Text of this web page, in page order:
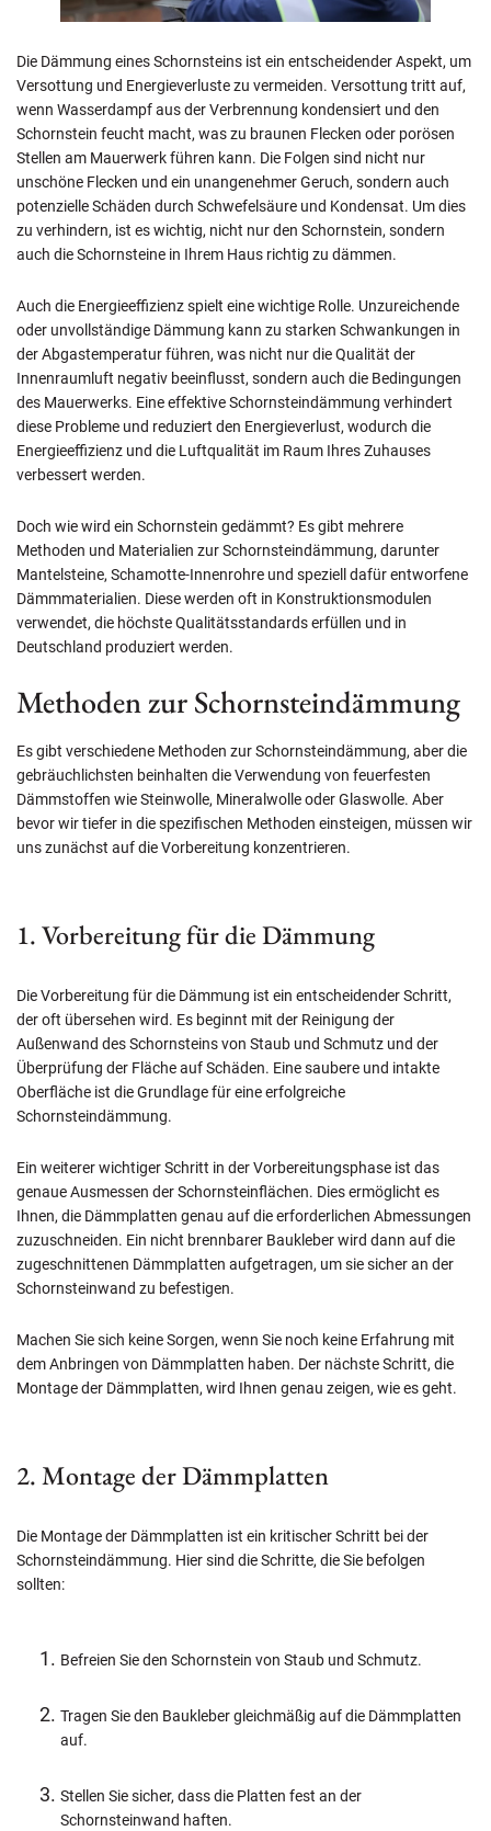
Die Dämmung eines Schornsteins ist ein entscheidender Aspekt, um
Versottung und Energieverluste zu vermeiden. Versottung tritt auf,
wenn Wasserdampf aus der Verbrennung kondensiert und den
Schornstein feucht macht, was zu braunen Flecken oder porösen
Stellen am Mauerwerk führen kann. Die Folgen sind nicht nur
unschöne Flecken und ein unangenehmer Geruch, sondern auch
potenzielle Schäden durch Schwefelsäure und Kondensat. Um dies
zu verhindern, ist es wichtig, nicht nur den Schornstein, sondern
auch die Schornsteine in Ihrem Haus richtig zu dämmen.
Auch die Energieeffizienz spielt eine wichtige Rolle. Unzureichende
oder unvollständige Dämmung kann zu starken Schwankungen in
der Abgastemperatur führen, was nicht nur die Qualität der
Innenraumluft negativ beeinflusst, sondern auch die Bedingungen
des Mauerwerks. Eine effektive Schornsteindämmung verhindert
diese Probleme und reduziert den Energieverlust, wodurch die
Energieeffizienz und die Luftqualität im Raum Ihres Zuhauses
verbessert werden.
Doch wie wird ein Schornstein gedämmt? Es gibt mehrere
Methoden und Materialien zur Schornsteindämmung, darunter
Mantelsteine, Schamotte-Innenrohre und speziell dafür entworfene
Dämmmaterialien. Diese werden oft in Konstruktionsmodulen
verwendet, die höchste Qualitätsstandards erfüllen und in
Deutschland produziert werden.
Methoden zur Schornsteindämmung
Es gibt verschiedene Methoden zur Schornsteindämmung, aber die
gebräuchlichsten beinhalten die Verwendung von feuerfesten
Dämmstoffen wie Steinwolle, Mineralwolle oder Glaswolle. Aber
bevor wir tiefer in die spezifischen Methoden einsteigen, müssen wir
uns zunächst auf die Vorbereitung konzentrieren.
1. Vorbereitung für die Dämmung
Die Vorbereitung für die Dämmung ist ein entscheidender Schritt,
der oft übersehen wird. Es beginnt mit der Reinigung der
Außenwand des Schornsteins von Staub und Schmutz und der
Überprüfung der Fläche auf Schäden. Eine saubere und intakte
Oberfläche ist die Grundlage für eine erfolgreiche
Schornsteindämmung.
Ein weiterer wichtiger Schritt in der Vorbereitungsphase ist das
genaue Ausmessen der Schornsteinflächen. Dies ermöglicht es
Ihnen, die Dämmplatten genau auf die erforderlichen Abmessungen
zuzuschneiden. Ein nicht brennbarer Baukleber wird dann auf die
zugeschnittenen Dämmplatten aufgetragen, um sie sicher an der
Schornsteinwand zu befestigen.
Machen Sie sich keine Sorgen, wenn Sie noch keine Erfahrung mit
dem Anbringen von Dämmplatten haben. Der nächste Schritt, die
Montage der Dämmplatten, wird Ihnen genau zeigen, wie es geht.
2. Montage der Dämmplatten
Die Montage der Dämmplatten ist ein kritischer Schritt bei der
Schornsteindämmung. Hier sind die Schritte, die Sie befolgen
sollten:
Befreien Sie den Schornstein von Staub und Schmutz.
Tragen Sie den Baukleber gleichmäßig auf die Dämmplatten
auf.
Stellen Sie sicher, dass die Platten fest an der
Schornsteinwand haften.